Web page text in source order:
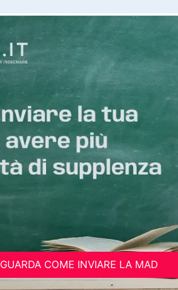
GUARDA COME INVIARE LA MAD